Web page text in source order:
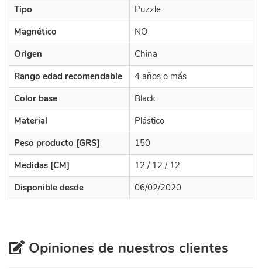
Tipo
Puzzle
Magnético
NO
Origen
China
Rango edad recomendable
4 años o más
Color base
Black
Material
Plástico
Peso producto [GRS]
150
Medidas [CM]
12 / 12 / 12
Disponible desde
06/02/2020
Opiniones de nuestros clientes